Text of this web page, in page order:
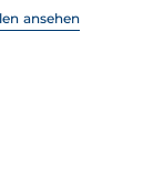
ansehen